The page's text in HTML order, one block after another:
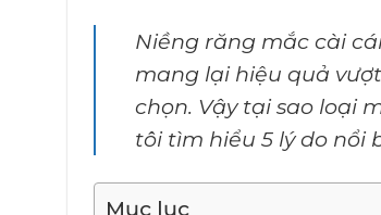
Niềng răng mắc cài
mang lại hiệu quả
chọn. Vậy tại sao loại
tôi tìm hiểu 5 lý do nổi
Mục lục